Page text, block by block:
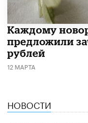
Каждому
предложили
рублей
12 МАРТА
НОВОСТИ